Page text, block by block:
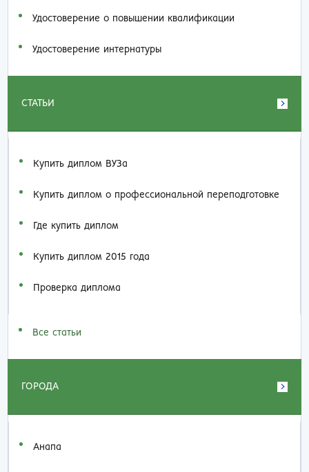
Удостоверение о повышении квалификации
Удостоверение интернатуры
СТАТЬИ
Купить диплом ВУЗа
Купить диплом о профессиональной переподготовке
Где купить диплом
Купить диплом 2015 года
Проверка диплома
Все статьи
ГОРОДА
Анапа